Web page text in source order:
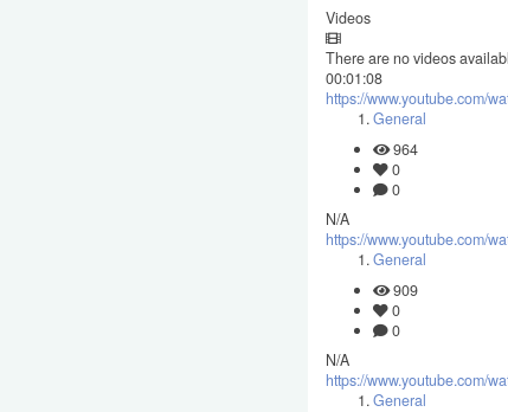
Videos
There are no videos
00:01:08
https://www.youtube.com/
General
964
0
0
N/A
https://www.youtube.com/
General
909
0
0
N/A
https://www.youtube.com/
General